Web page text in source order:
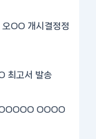
OO 개시결정정
최고서 발송
OOOO